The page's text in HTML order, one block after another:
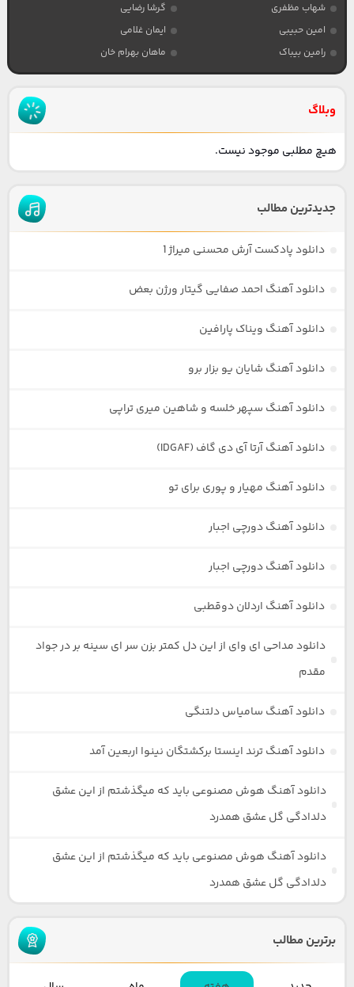
شهاب مظفری
گرشا رضایی
امین حبیبی
ایمان غلامی
رامین بیباک
ماهان بهرام خان
وبلاگ
هیچ مطلبی موجود نیست.
جدیدترین مطالب
دانلود پادکست آرش محسنی میراژ 1
دانلود آهنگ احمد صفایی گیتار ورژن بعض
دانلود آهنگ ویناک پارافین
دانلود آهنگ شایان یو بزار برو
دانلود آهنگ سپهر خلسه و شاهین میری تراپی
دانلود آهنگ آرتا آی دی گاف (IDGAF)
دانلود آهنگ مهیار و پوری برای تو
دانلود آهنگ دورچی اجبار
دانلود آهنگ دورچی اجبار
دانلود آهنگ اردلان دوقطبی
دانلود مداحی ای وای از این دل کمتر بزن سر ای سینه بر در جواد
مقدم
دانلود آهنگ سامیاس دلتنگی
دانلود آهنگ ترند اینستا برکشتگان نینوا اربعین آمد
دانلود آهنگ هوش مصنوعی باید که میگذشتم از این عشق
دلدادگی گل عشق همدرد
دانلود آهنگ هوش مصنوعی باید که میگذشتم از این عشق
دلدادگی گل عشق همدرد
برترین مطالب